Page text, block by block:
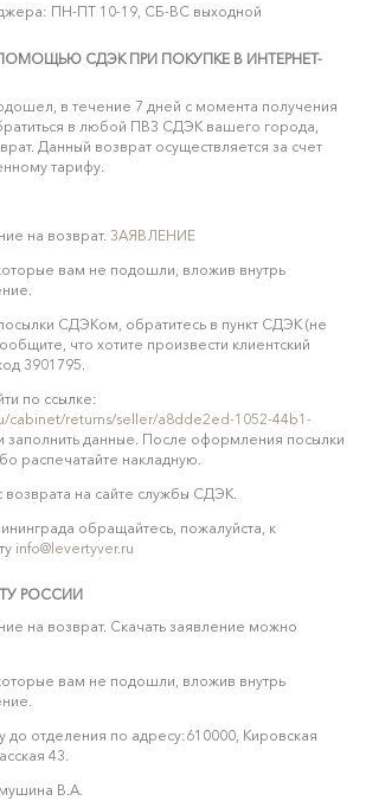
ПН-ПТ 10-19, СБ-ВС выходной
СДЭК ПРИ ПОКУПКЕ В ИНТЕРНЕТ-
в течение 7 дней с момента получения
в любой ПВЗ СДЭК вашего города,
Данный возврат осуществляется за счет
тарифу.
на возврат. ЗАЯВЛЕНИЕ
вам не подошли, вложив внутрь
СДЭКом, обратитесь в пункт СДЭК (не
что хотите произвести клиентский
3901795.
по ссылке:
cabinet/returns/seller/a8dde2ed-1052-44b1-
заполнить данные. После оформления посылки
распечатайте накладную.
возврата на сайте службы СДЭК.
обращайтесь, пожалуйста, к
info@levertyver.ru
РОССИИ
на возврат. Скачать заявление можно
вам не подошли, вложив внутрь
до отделения по адресу:610000, Кировская
43.
В.А.